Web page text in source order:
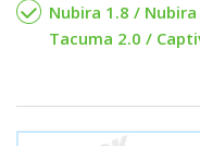
Nubira 1.8 /
Tacuma 2.0 /